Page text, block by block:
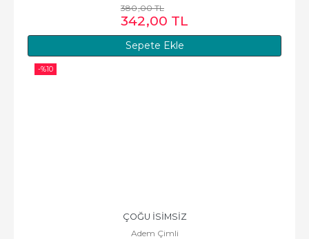
Sepete Ekle
380,00TL
342,00 TL
-%10
ÇOĞU İSİMSİZ
Adem Çimli